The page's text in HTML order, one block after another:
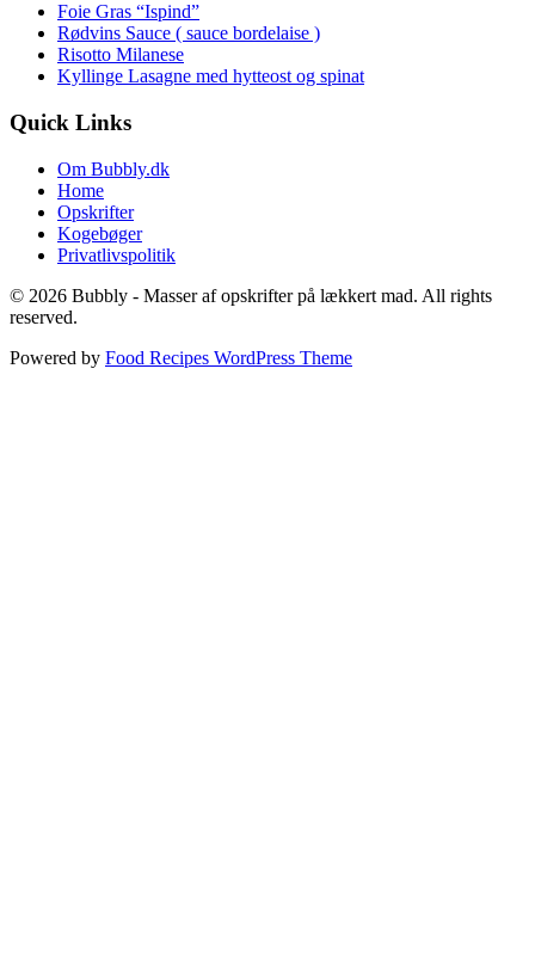
Foie Gras “Ispind”
Rødvins Sauce ( sauce bordelaise )
Risotto Milanese
Kyllinge Lasagne med hytteost og spinat
Quick Links
Om Bubbly.dk
Home
Opskrifter
Kogebøger
Privatlivspolitik
© 2026 Bubbly - Masser af opskrifter på lækkert mad. All rights
reserved.
Powered by Food Recipes WordPress Theme